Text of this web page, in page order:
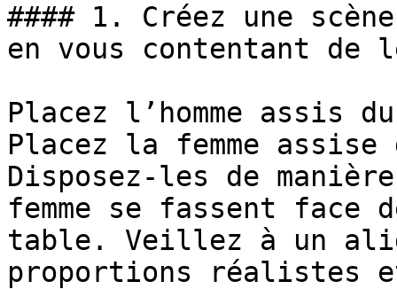
#### 1. Créez une
en vous contentant de
Placez l’homme
Placez la femme
Disposez-les de
femme se fassent
table. Veillez à un
proportions réalistes